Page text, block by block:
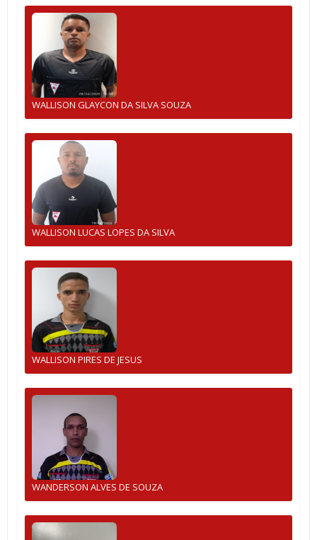
WALLISON GLAYCON DA SILVA SOUZA
WALLISON LUCAS LOPES DA SILVA
WALLISON PIRES DE JESUS
WANDERSON ALVES DE SOUZA